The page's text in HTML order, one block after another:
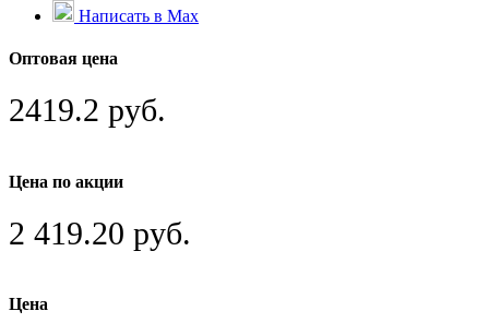
Написать в Max
Оптовая цена
2419.2 руб.
Цена по акции
2 419.20 руб.
Цена